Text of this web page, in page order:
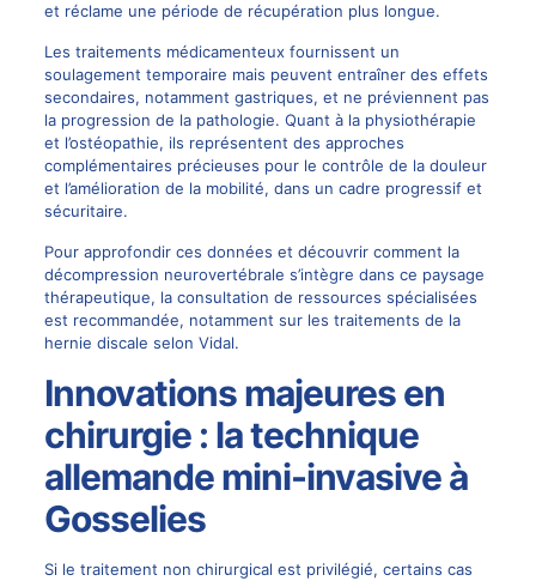
et réclame une période de récupération plus longue.
Les traitements médicamenteux fournissent un
soulagement temporaire mais peuvent entraîner des effets
secondaires, notamment gastriques, et ne préviennent pas
la progression de la pathologie. Quant à la physiothérapie
et l’ostéopathie, ils représentent des approches
complémentaires précieuses pour le contrôle de la douleur
et l’amélioration de la mobilité, dans un cadre progressif et
sécuritaire.
Pour approfondir ces données et découvrir comment la
décompression neurovertébrale s’intègre dans ce paysage
thérapeutique, la consultation de ressources spécialisées
est recommandée, notamment sur les traitements de la
hernie discale selon Vidal.
Innovations majeures en
chirurgie : la technique
allemande mini-invasive à
Gosselies
Si le traitement non chirurgical est privilégié, certains cas